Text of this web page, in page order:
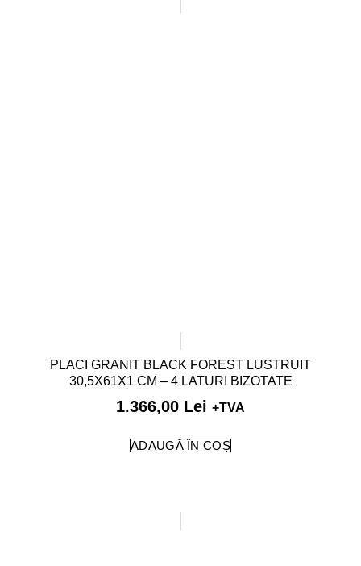
PLACI GRANIT BLACK FOREST LUSTRUIT
30,5X61X1 CM – 4 LATURI BIZOTATE
1.366,00 Lei +TVA
ADAUGĂ ÎN COȘ